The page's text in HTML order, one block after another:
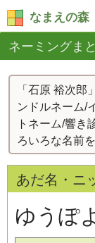
なまえの森
ネーミングま
「石原 裕次郎
ンドルネーム/
トネーム/響き
ろいろな名前
あだ名・ニ
ゆうぽ